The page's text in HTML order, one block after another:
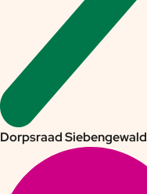
Dorpsraad Siebengewald